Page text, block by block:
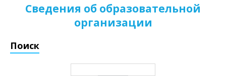
Сведения об образовательной
организации
Поиск